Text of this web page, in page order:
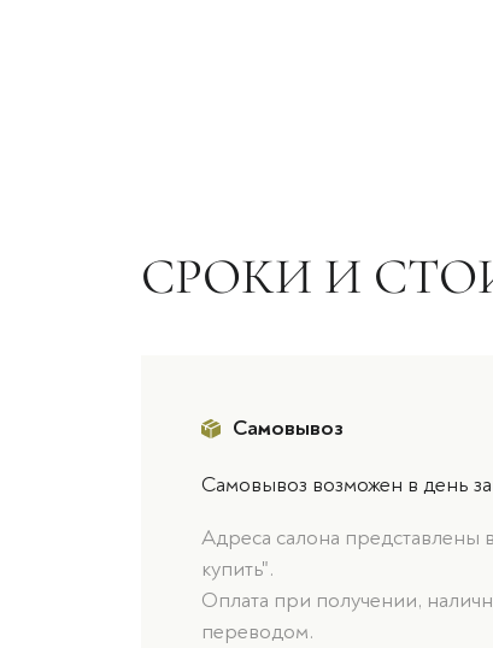
СРОКИ И
Самовывоз
Самовывоз возможен в день
Адреса салона представлены
купить".
Оплата при получении,
переводом.